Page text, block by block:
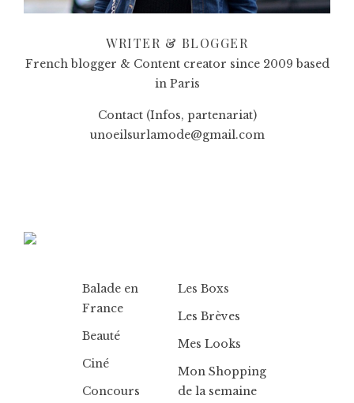
WRITER & BLOGGER
French blogger & Content creator since 2009 based
in Paris
Contact (Infos, partenariat)
unoeilsurlamode@gmail.com
Balade en
France
Beauté
Ciné
Concours
Les Boxs
Les Brèves
Mes Looks
Mon Shopping
de la semaine